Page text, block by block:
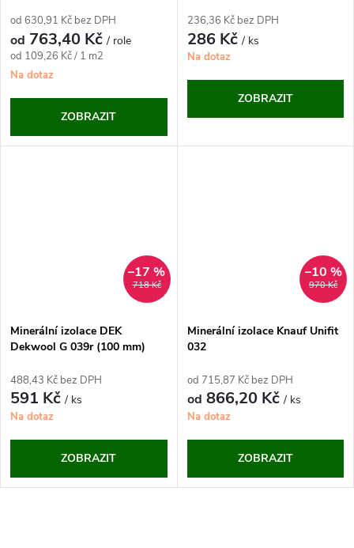
od 630,91 Kč bez DPH
od 763,40 Kč/ role
Měrná
cena:
od 109,26 Kč / 1 m2
Na dotaz
ZOBRAZIT
236,36 Kč bez DPH
286 Kč/ ks
Na dotaz
ZOBRAZIT
718 Kč
–17 %
Minerální izolace DEK
Dekwool G 039r (100 mm)
488,43 Kč bez DPH
591 Kč/ ks
Na dotaz
ZOBRAZIT
970 Kč
–10 %
Minerální izolace Knauf Unifit
032
od 715,87 Kč bez DPH
od 866,20 Kč/ ks
Na dotaz
ZOBRAZIT